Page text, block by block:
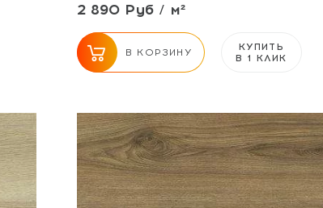
2 890 Руб / м²
В КОРЗИНУ
КУПИТЬ
В 1 КЛИК